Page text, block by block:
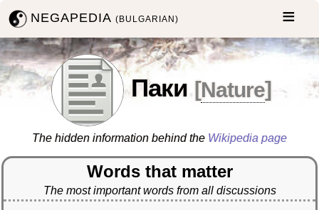
NEGAPEDIA(BULGARIAN)
Паки [Nature]
The hidden information behind the Wikipedia page
Words that matter
The most important words from all discussions